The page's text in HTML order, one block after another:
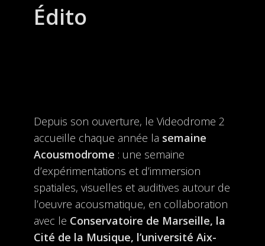
Édito
Depuis son ouverture, le Videodrome 2
accueille chaque année la semaine
Acousmodrome : une semaine
d’expérimentations et d’immersion
spatiales, visuelles et auditives autour de
l’oeuvre acousmatique, en collaboration
avec le Conservatoire de Marseille, la
Cité de la Musique, l’université Aix-